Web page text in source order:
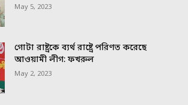
May 5, 2023
গোটা রাষ্ট্রকে ব্যর্থ রাষ্ট্রে পরিণত করেছে
আওয়ামী লীগ: ফখরুল
May 2, 2023